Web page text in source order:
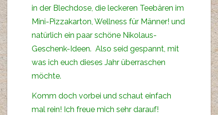
in der Blechdose, die leckeren Teebären im
Mini-Pizzakarton, Wellness für Männer! und
natürlich ein paar schöne Nikolaus-
Geschenk-Ideen. Also seid gespannt, mit
was ich euch dieses Jahr überraschen
möchte.
Komm doch vorbei und schaut einfach
mal rein! Ich freue mich sehr darauf!